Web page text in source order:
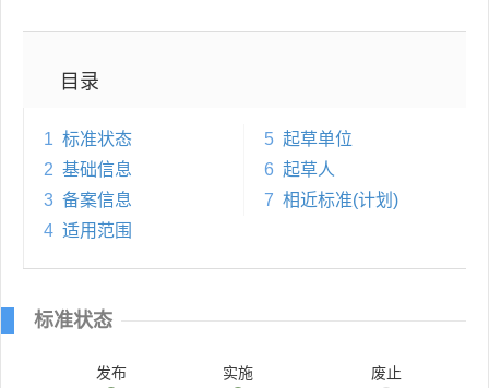
目录
1 标准状态
2 基础信息
3 备案信息
4 适用范围
5 起草单位
6 起草人
7 相近标准(计划)
标准状态
发布 实施 废止